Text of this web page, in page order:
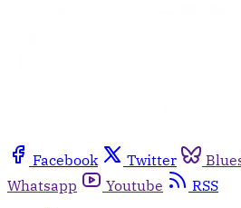
Facebook Twitter
Whatsapp
Youtube
RSS